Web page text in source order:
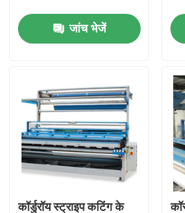
संपर्क करें
एक उद्धरण का अनुरोध करें
कॉरडरॉय काटने की मशीन
टेक्सटाइल सिंगिंग मशीन
जांच भेजें
कॉर्डुरॉय स्ट्राइप कटिंग के